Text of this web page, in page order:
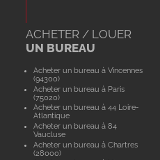
ACHETER / LOUER
UN BUREAU
Acheter un bureau à Vincennes
(94300)
Acheter un bureau à Paris
(75020)
Acheter un bureau à 44 Loire-
Atlantique
Acheter un bureau à 84
Vaucluse
Acheter un bureau à Chartres
(28000)